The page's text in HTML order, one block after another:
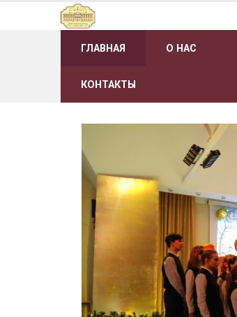
ГЛАВНАЯ О НАС
КОНТАКТЫ